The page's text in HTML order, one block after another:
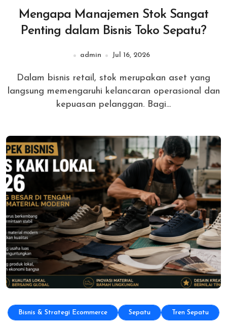
Mengapa Manajemen Stok Sangat
Penting dalam Bisnis Toko Sepatu?
admin Jul 16, 2026
Dalam bisnis retail, stok merupakan aset yang
langsung memengaruhi kelancaran operasional dan
kepuasan pelanggan. Bagi...
Bisnis & Strategi Ecommerce Sepatu Tren Sepatu